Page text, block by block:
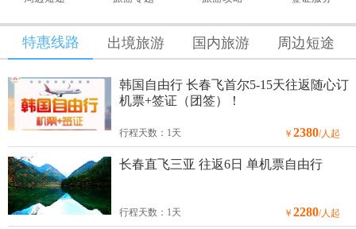
特惠线路 出境旅游 国内旅游 周边短途
韩国自由行 长春飞首尔5-15天往返随心订
机票+签证（团签）！
行程天数：1天 ￥ 2380/人起
长春直飞三亚 往返6日 单机票自由行
行程天数：1天 ￥ 2280/人起